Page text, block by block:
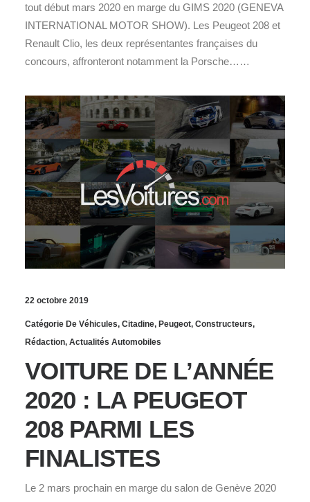
tout début mars 2020 en marge du GIMS 2020 (GENEVA
INTERNATIONAL MOTOR SHOW). Les Peugeot 208 et
Renault Clio, les deux représentantes françaises du
concours, affronteront notamment la Porsche……
22 octobre 2019
Catégorie De Véhicules, Citadine, Peugeot, Constructeurs,
Rédaction, Actualités Automobiles
VOITURE DE L’ANNÉE
2020 : LA PEUGEOT
208 PARMI LES
FINALISTES
Le 2 mars prochain en marge du salon de Genève 2020